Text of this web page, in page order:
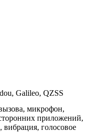
Galileo, QZSS
микрофон,
приложений,
голосовое